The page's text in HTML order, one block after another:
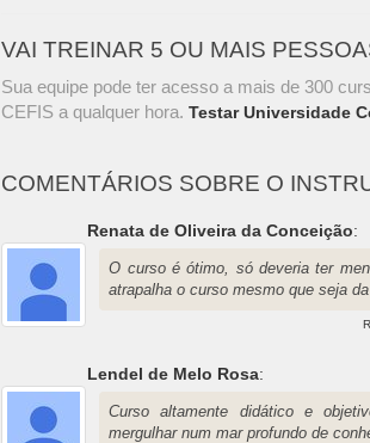
VAI TREINAR 5 OU MAIS
Sua equipe pode ter acesso a mais de 300
CEFIS a qualquer hora.Testar Universidade
COMENTÁRIOS SOBRE O
Renata de Oliveira da Conceição:
O curso é ótimo, só deveria ter
atrapalha o curso mesmo que seja
Lendel de Melo Rosa:
Curso altamente didático e
mergulhar num mar profundo de